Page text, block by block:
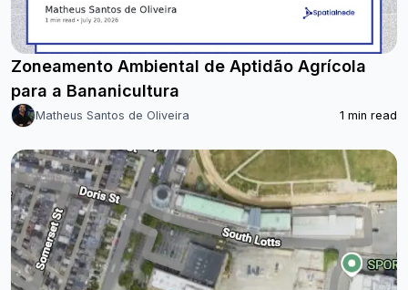
Zoneamento Ambiental de Aptidão Agrícola
para a Bananicultura
Matheus Santos de Oliveira 1 min read